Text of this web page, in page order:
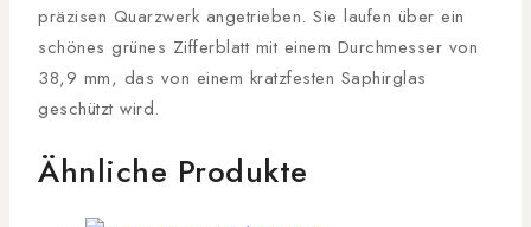
präzisen Quarzwerk angetrieben. Sie laufen über ein
schönes grünes Zifferblatt mit einem Durchmesser von
38,9 mm, das von einem kratzfesten Saphirglas
geschützt wird.
Ähnliche Produkte